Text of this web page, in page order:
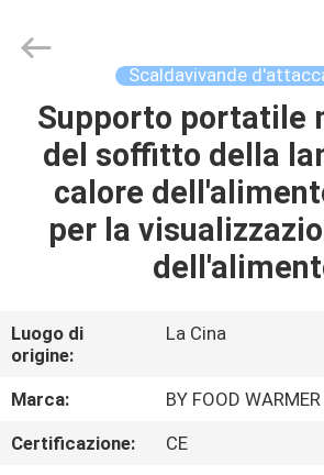
CASA
PRODOTTI
CIRCA
GIRO
DELLA
FABBRICA
Hardware
Products
Reserved.
Scaldavivande
Supporto portatile
del soffitto della
calore
per la
Luogo di
origine:
La Cina
Marca:
BY FOOD WARMER
Certificazione:
CE